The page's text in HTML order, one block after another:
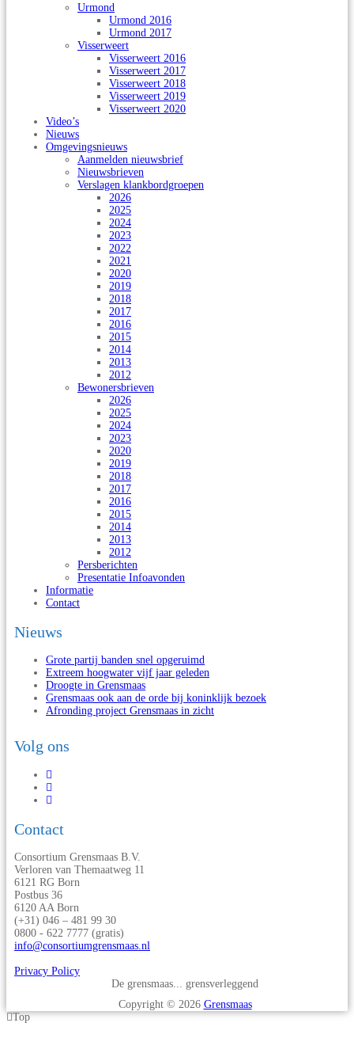
Urmond
Urmond 2016
Urmond 2017
Visserweert
Visserweert 2016
Visserweert 2017
Visserweert 2018
Visserweert 2019
Visserweert 2020
Video’s
Nieuws
Omgevingsnieuws
Aanmelden nieuwsbrief
Nieuwsbrieven
Verslagen klankbordgroepen
2026
2025
2024
2023
2022
2021
2020
2019
2018
2017
2016
2015
2014
2013
2012
Bewonersbrieven
2026
2025
2024
2023
2020
2019
2018
2017
2016
2015
2014
2013
2012
Persberichten
Presentatie Infoavonden
Informatie
Contact
Nieuws
Grote partij banden snel opgeruimd
Extreem hoogwater vijf jaar geleden
Droogte in Grensmaas
Grensmaas ook aan de orde bij koninklijk bezoek
Afronding project Grensmaas in zicht
Volg ons
Contact
Consortium Grensmaas B.V.
Verloren van Themaatweg 11
6121 RG Born
Postbus 36
6120 AA Born
(+31) 046 – 481 99 30
0800 - 622 7777 (gratis)
info@consortiumgrensmaas.nl
Privacy Policy
De grensmaas... grensverleggend
Copyright © 2026 Grensmaas
Top